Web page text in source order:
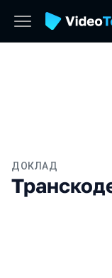
ДОКЛАД